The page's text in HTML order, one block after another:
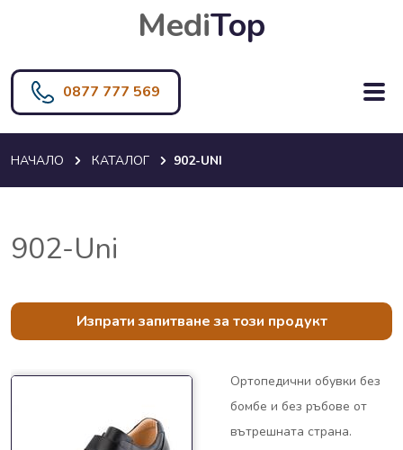
MediTop
0877 777 569
НАЧАЛО КАТАЛОГ 902-UNI
902-Uni
Изпрати запитване за този продукт
Ортопедични обувки без
бомбе и без ръбове от
вътрешната страна.